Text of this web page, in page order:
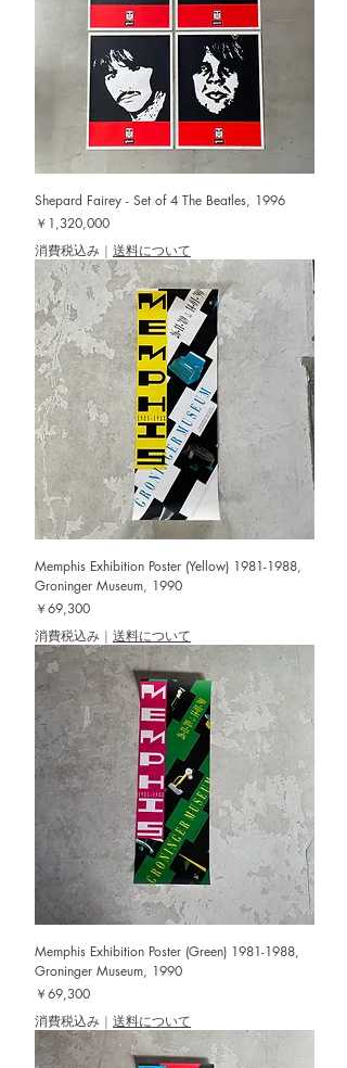
Shepard Fairey - Set of 4 The Beatles, 1996
価格
￥1,320,000
消費税込み | 送料について
Memphis Exhibition Poster (Yellow) 1981-1988,
Groninger Museum, 1990
価格
￥69,300
消費税込み | 送料について
Memphis Exhibition Poster (Green) 1981-1988,
Groninger Museum, 1990
価格
￥69,300
消費税込み | 送料について